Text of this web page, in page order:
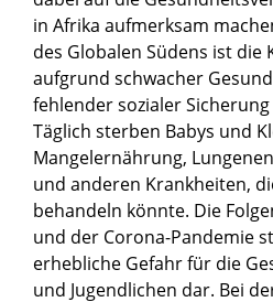
in Afrika aufmerksam
des Globalen Südens ist die
aufgrund schwacher
fehlender sozialer
Täglich sterben Babys und
Mangelernährung,
und anderen Krankheiten,
behandeln könnte. Die
und der Corona-Pandemie
erhebliche Gefahr für die
und Jugendlichen dar. Bei